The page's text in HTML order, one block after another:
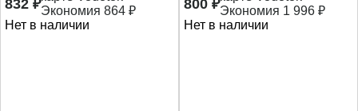
832 ₽Экономия 864 ₽
Нет в наличии
800 ₽Экономия 1 996 ₽
Нет в наличии